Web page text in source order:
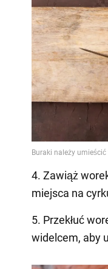
4. Zawiąż
miejsca na
5. Przekłuć
widelcem, aby